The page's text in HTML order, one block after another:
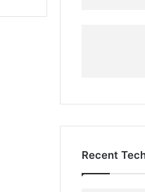
Recent